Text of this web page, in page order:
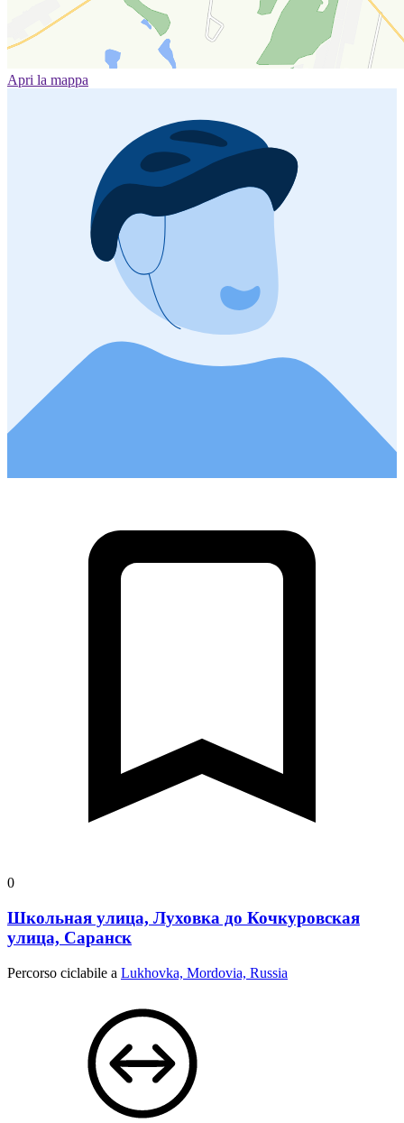
Apri la mappa
0
Школьная улица, Луховка до Кочкуровская
улица, Саранск
Percorso ciclabile a Lukhovka, Mordovia, Russia